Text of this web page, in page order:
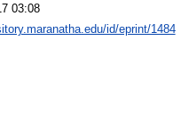
03:08
id/eprint/1484